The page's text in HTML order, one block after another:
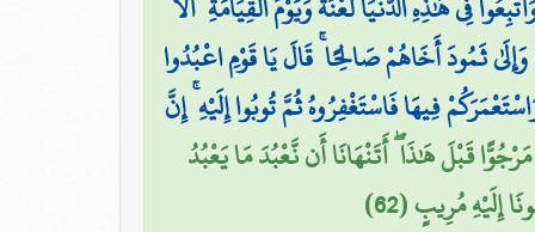
ثَمُودَ أَخَاهُمْ صَالِحًا ۚ قَالَ يَا قَوْمِ اعْبُدُوا
فِيهَا فَاسْتَغْفِرُوهُ ثُمَّ تُوبُوا إِلَيْهِ ۚ إِنَّ
قَبْلَ هَٰذَا ۖ أَتَنْهَانَا أَن نَّعْبُدَ مَا يَعْبُدُ
إِلَيْهِ مُرِيبٍ (62)